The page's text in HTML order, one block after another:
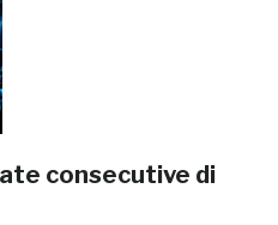
consecutive di